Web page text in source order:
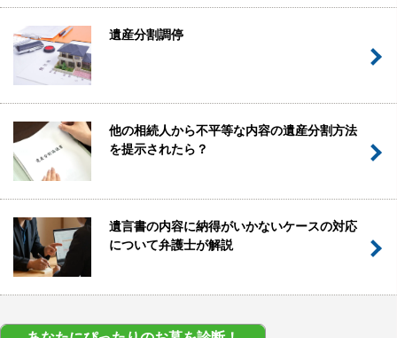
遺産分割調停
他の相続人から不平等な内容の遺産分割方法
を提示されたら？
遺言書の内容に納得がいかないケースの対応
について弁護士が解説